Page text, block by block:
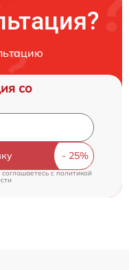
со
cполитикой